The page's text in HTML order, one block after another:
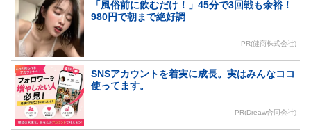
「風俗前に飲むだけ！」45分で3回戦も余裕！
980円で朝まで絶好調
PR(健商株式会社)
SNSアカウントを着実に成長。実はみんなココ
使ってます。
PR(Dreaw合同会社)